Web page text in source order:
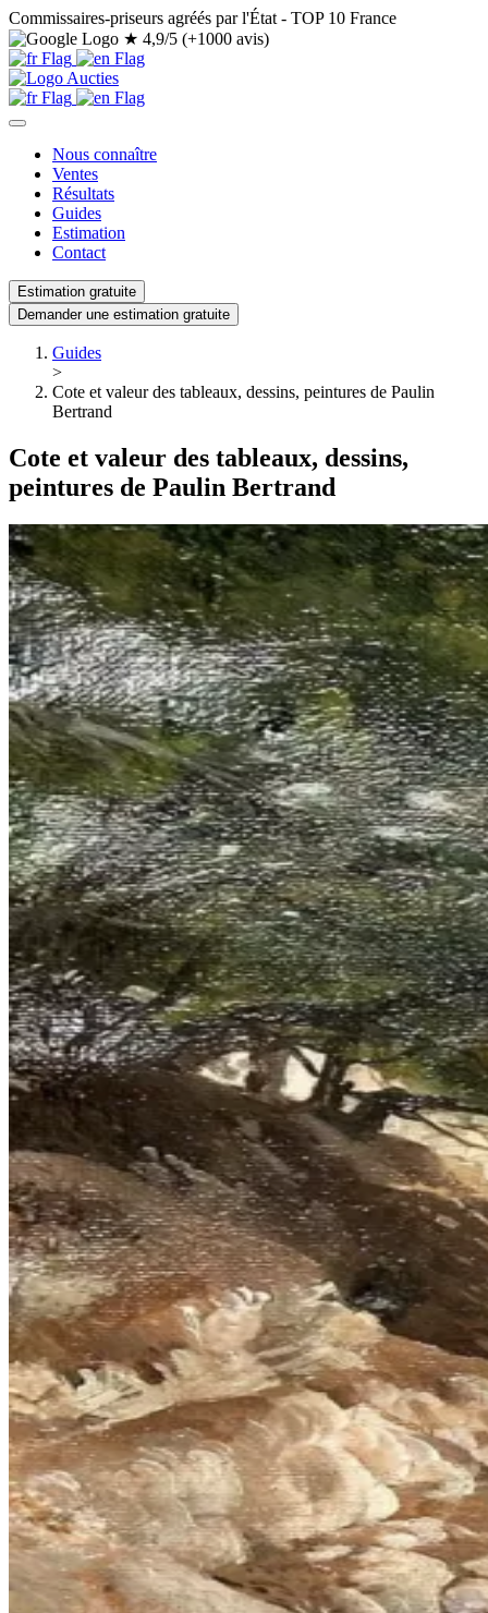
Commissaires-priseurs agréés par l'État - TOP 10 France
★ 4,9/5 (+1000 avis)
Nous connaître
Ventes
Résultats
Guides
Estimation
Contact
Estimation gratuite
Demander une estimation gratuite
Guides
>
Cote et valeur des tableaux, dessins, peintures de Paulin
Bertrand
Cote et valeur des tableaux, dessins,
peintures de Paulin Bertrand